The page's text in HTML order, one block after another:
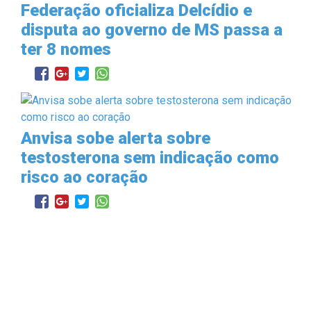
Federação oficializa Delcídio e
disputa ao governo de MS passa a
ter 8 nomes
Anvisa sobe alerta sobre
testosterona sem indicação como
risco ao coração